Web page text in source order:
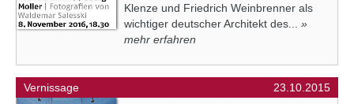
Klenze und Friedrich Weinbrenner als
wichtiger deutscher Architekt des... »
mehr erfahren
Vernissage 23.10.2015